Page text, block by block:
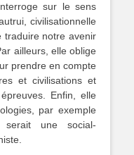
sur le sens
civilisationnelle
traduire notre avenir
ailleurs, elle oblige
prendre en compte
et civilisations et
Enfin, elle
par exemple
une social-